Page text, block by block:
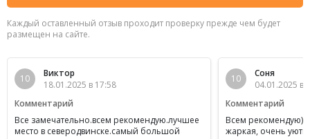
Каждый оставленный отзыв проходит проверку прежде чем будет
размещен на сайте.
10
Виктор
18.01.2025 в 17:58
Комментарий
Все замечательно.всем рекомендую.лучшее
место в северодвинске.самый большой
10
Соня
04.01.2025 в
Комментарий
Всем рекомендую)
жаркая, очень